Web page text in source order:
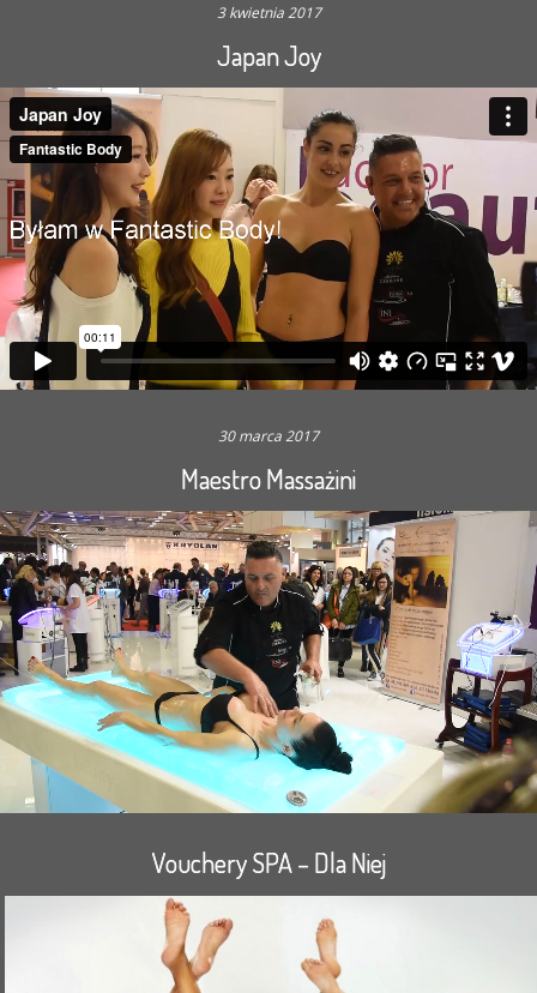
3 kwietnia 2017
Japan Joy
30 marca 2017
Maestro Massażini
Vouchery SPA – Dla Niej